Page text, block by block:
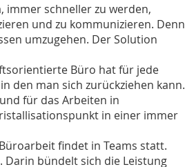
immer schneller zu werden,
und zu kommunizieren. Denn
umzugehen. Der Solution
Büro hat für jede
den man sich zurückziehen kann.
für das Arbeiten in
in einer immer
findet in Teams statt.
Darin bündelt sich die Leistung